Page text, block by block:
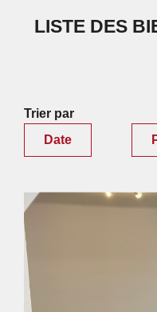
LISTE DES
Trier par
Date